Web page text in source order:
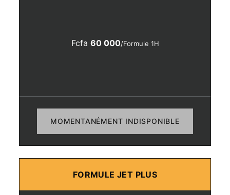
Fcfa 60 000/Formule 1H
MOMENTANÉMENT INDISPONIBLE
FORMULE JET PLUS